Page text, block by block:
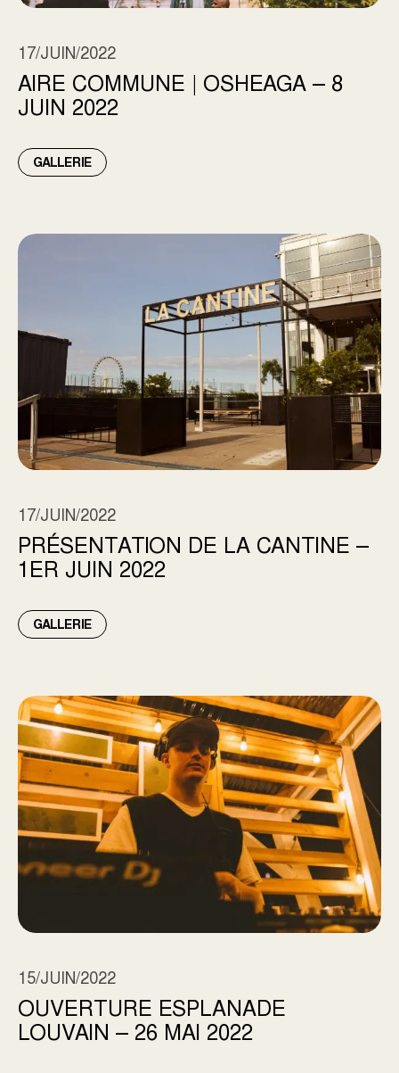
17/JUIN/2022
AIRE COMMUNE | OSHEAGA – 8
JUIN 2022
GALLERIE
PRÉSENTATION DE LA CANTINE – 1ER JUIN 2022
17/JUIN/2022
PRÉSENTATION DE LA CANTINE –
1ER JUIN 2022
GALLERIE
OUVERTURE ESPLANADE LOUVAIN – 26 MAI 2022
15/JUIN/2022
OUVERTURE ESPLANADE
LOUVAIN – 26 MAI 2022